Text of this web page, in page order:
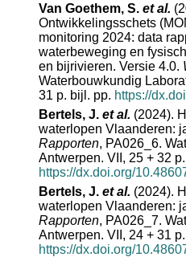
Van Goethem, S. et al.
Ontwikkelingsschets
monitoring 2024: data
waterbeweging en
en bijrivieren. Versie 4.0.
Waterbouwkundig
31 p. bijl. pp. https://
Bertels, J. et al. (2024).
waterlopen Vlaanderen:
Rapporten, PA026_6.
Antwerpen. VII, 25 + 32
https://dx.doi.org/
Bertels, J. et al. (2024).
waterlopen Vlaanderen:
Rapporten, PA026_7.
Antwerpen. VII, 24 + 31
https://dx.doi.org/